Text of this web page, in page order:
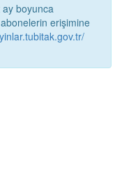
boyunca
erişimine